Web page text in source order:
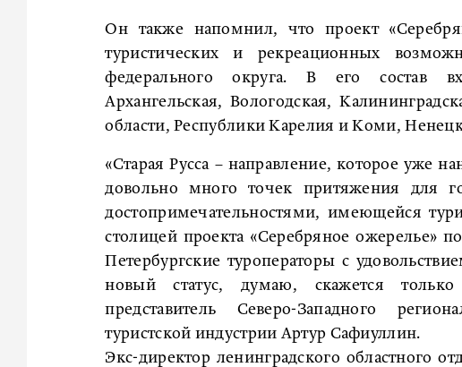
Он также напомнил, что проект
туристических и рекреационных
федерального округа. В его состав
Архангельская, Вологодская,
области, Республики Карелия и Коми,
«Старая Русса – направление, которое уже
довольно много точек притяжения для
достопримечательностями, имеющейся
столицей проекта «Серебряное ожерелье»
Петербургские туроператоры с
новый статус, думаю, скажется
представитель Северо-Западного
туристской индустрии Артур Сафиуллин.
Экс-директор ленинградского областного